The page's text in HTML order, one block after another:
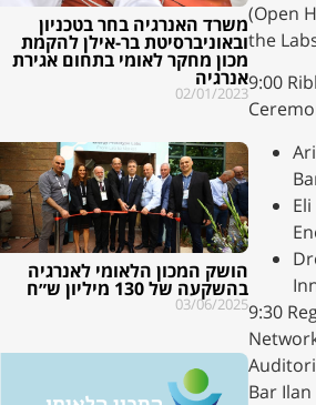
​(Open
the
​9:00
​9:30
Bar
משרד האנרגיה בחר בטכניון
ובאוניברסיטת בר-אילן להקמת
מכון מחקר לאומי בתחום אגירת
אנרגיה
02/01/2023
הושק המכון הלאומי לאנרגיה
בהשקעה של 130 מיליון ש״ח
03/06/2025